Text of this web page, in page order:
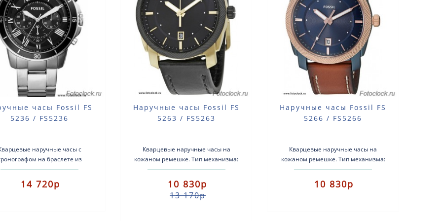
часы Fossil FS
5236 / FS5236
наручные часы с
на браслете из
нержавеющей стали. Тип
кварцевый Корпус:
нержавеющая сталь ..
14 720р
Наручные часы Fossil FS
5263 / FS5263
Кварцевые наручные часы на
кожаном ремешке. Тип механизма:
кварцевый Корпус: нержавеющая
сталь с PVD покрытием Ремень: ко..
10 830р
13 170р
Наручные часы Fossil FS
5266 / FS5266
Кварцевые наручные часы на
кожаном ремешке. Тип механизма:
кварцевый Корпус: нержавеющая
сталь с PVD покрытием Ремень:
кожаный Ст..
10 830р